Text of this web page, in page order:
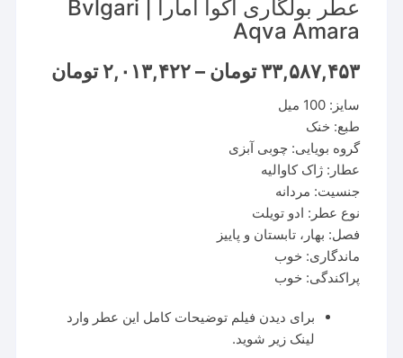
عطر بولگاری آکوا آمارا | Bvlgari
Aqva Amara
۳۳,۵۸۷,۴۵۳ تومان – ۲,۰۱۳,۴۲۲ تومان
سایز: 100 میل
طبع: خنک
گروه بویایی: چوبی آبزی
عطار: ژاک کاوالیه
جنسیت: مردانه
نوع عطر: ادو تویلت
فصل: بهار، تابستان و پاییز
ماندگاری: خوب
پراکندگی: خوب
برای دیدن فیلم توضیحات کامل این عطر وارد
لینک زیر شوید.